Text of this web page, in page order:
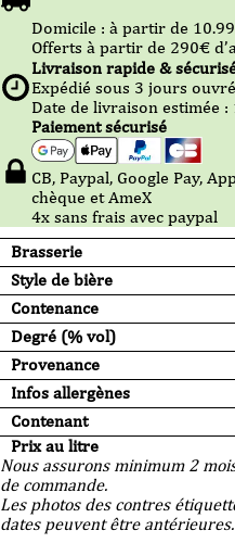
Brasserie
Style de bière
Contenance
Degré (% vol)
Provenance
Infos allergènes
Contenant
Prix au litre
Nous assurons minimum 2
de commande.
Les photos des contres
dates peuvent être antérieures.
Domicile : à partir de 10.99
Offerts à partir de 290€
Livraison rapide &
Expédié sous 3 jours
Date de livraison estimée
Paiement sécurisé
CB, Paypal, Google Pay,
chèque et AmeX
4x sans frais avec paypal